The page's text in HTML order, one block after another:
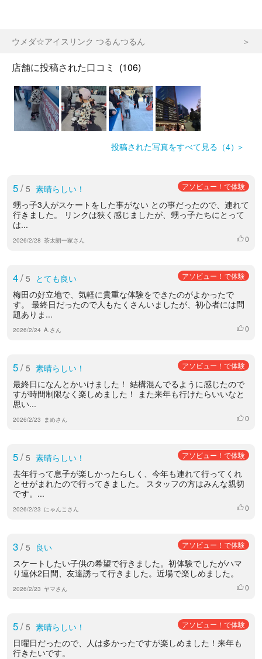
ウメダ☆アイスリンク つるんつるん
店舗に投稿された口コミ (106)
投稿された写真をすべて見る（4）
5/ 5 素晴らしい！ アソビュー！で体験
甥っ子3人がスケートをした事がない との事だったので、連れて
行きました。 リンクは狭く感じましたが、甥っ子たちにとって
は...
2026/2/28 茶太朗一家さん いいね
0
4/ 5 とても良い アソビュー！で体験
梅田の好立地で、気軽に貴重な体験をできたのがよかったで
す。 最終日だったので人もたくさんいましたが、初心者には問
題ありま...
2026/2/24 A.さん いいね
0
5/ 5 素晴らしい！ アソビュー！で体験
最終日になんとかいけました！ 結構混んでるように感じたので
すが時間制限なく楽しめました！ また来年も行けたらいいなと
思い...
2026/2/23 まめさん いいね
0
5/ 5 素晴らしい！ アソビュー！で体験
去年行って息子が楽しかったらしく、今年も連れて行ってくれ
とせがまれたので行ってきました。 スタッフの方はみんな親切
です。...
2026/2/23 にゃんこさん いいね
0
3/ 5 良い アソビュー！で体験
スケートしたい子供の希望で行きました。初体験でしたがハマ
り連休2日間、友達誘って行きました。近場で楽しめました。
2026/2/23 ヤマさん いいね
0
5/ 5 素晴らしい！ アソビュー！で体験
日曜日だったので、人は多かったですが楽しめました！来年も
行きたいです。